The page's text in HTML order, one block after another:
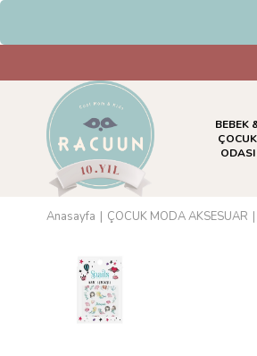
BEBEK
ÇOCUK
ODASI
Anasayfa ÇOCUK MODA AKSESUAR